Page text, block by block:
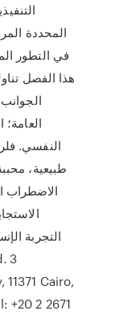
المحددة
في التطور
هذا الفصل
النفسي.
طبيعية،
الاضطراب
التجربة